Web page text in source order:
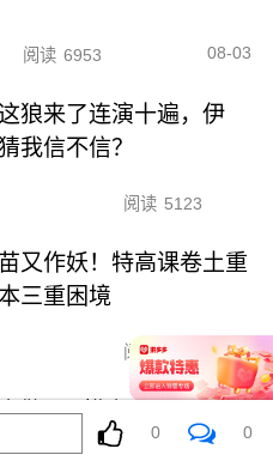
阅读 6953 08-03
狼来了连演十遍，伊
我信不信？
阅读 5123
又作妖！特高课卷土重
三重困境
阅读 4497
警600横空出世，美航母
0 0